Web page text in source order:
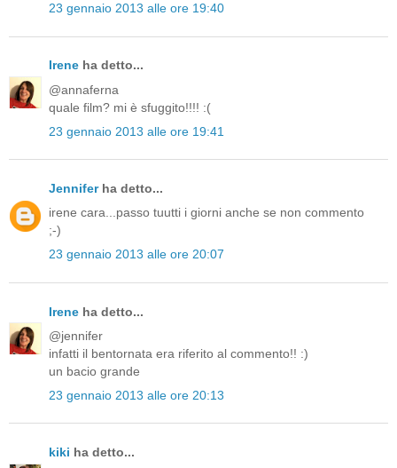
23 gennaio 2013 alle ore 19:40
Irene ha detto...
@annaferna
quale film? mi è sfuggito!!!! :(
23 gennaio 2013 alle ore 19:41
Jenniferha detto...
irene cara...passo tuutti i giorni anche se non commento
;-)
23 gennaio 2013 alle ore 20:07
Irene ha detto...
@jennifer
infatti il bentornata era riferito al commento!! :)
un bacio grande
23 gennaio 2013 alle ore 20:13
kiki ha detto...